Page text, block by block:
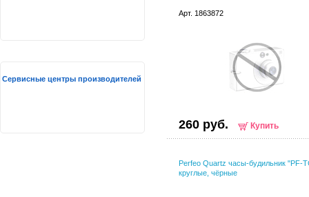
Арт. 1863872
260 руб. Купить
Perfeo Quartz часы-будильник "PF-
круглые, чёрные
Сервисные центры производителей